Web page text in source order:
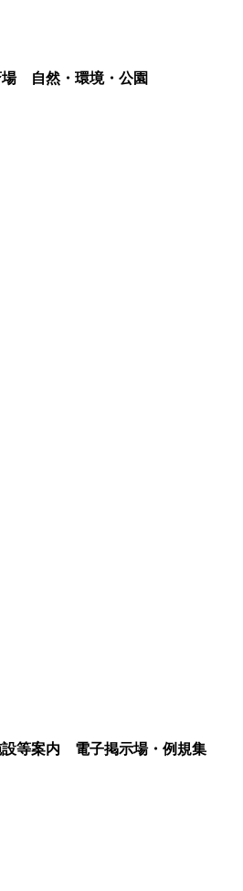
自然・環境・公園
等案内
電子掲示場・例規集